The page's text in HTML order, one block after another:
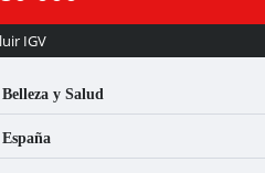
IGV
Belleza y Salud
España